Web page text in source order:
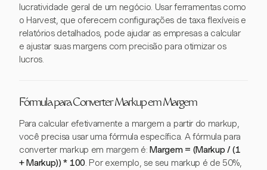
lucratividade geral de um negócio. Usar ferramentas como
o Harvest, que oferecem configurações de taxa flexíveis e
relatórios detalhados, pode ajudar as empresas a calcular
e ajustar suas margens com precisão para otimizar os
lucros.
Fórmula para Converter Markup em Margem
Para calcular efetivamente a margem a partir do markup,
você precisa usar uma fórmula específica. A fórmula para
converter markup em margem é:Margem = (Markup / (1
+ Markup)) * 100. Por exemplo, se seu markup é de 50%,